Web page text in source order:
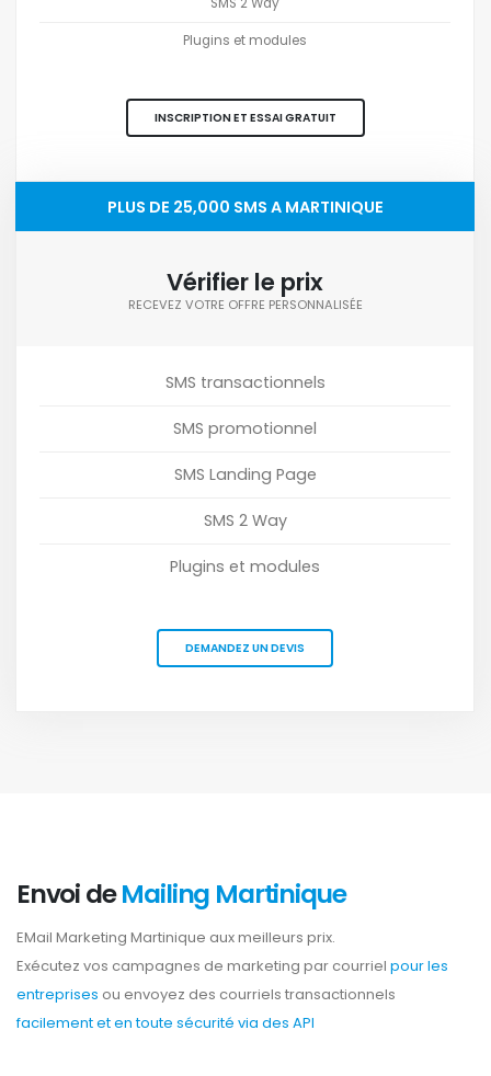
Plugins et modules
INSCRIPTION ET ESSAI GRATUIT
PLUS DE 25,000 SMS A MARTINIQUE
Vérifier le prix
RECEVEZ VOTRE OFFRE PERSONNALISÉE
SMS transactionnels
SMS promotionnel
SMS Landing Page
SMS 2 Way
Plugins et modules
DEMANDEZ UN DEVIS
Envoi deMailing Martinique
EMail Marketing Martinique aux meilleurs prix.
Exécutez vos campagnes de marketing par courriel pour les
entreprises ou envoyez des courriels transactionnels
facilement et en toute sécurité via des API